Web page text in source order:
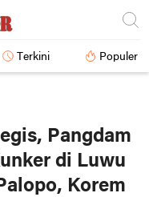
Terkini Populer
Pangdam
di Luwu
Korem